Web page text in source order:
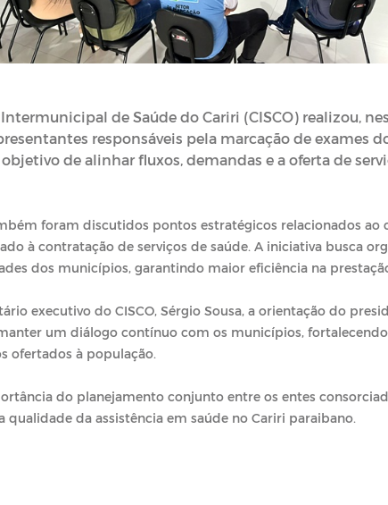
de Saúde do Cariri (CISCO) realizou,
responsáveis pela marcação de exames
de alinhar fluxos, demandas e a oferta de
foram discutidos pontos estratégicos relacionados
à contratação de serviços de saúde. A iniciativa busca
dos municípios, garantindo maior eficiência na
executivo do CISCO, Sérgio Sousa, a orientação do
um diálogo contínuo com os municípios,
ofertados à população.
do planejamento conjunto entre os entes
qualidade da assistência em saúde no Cariri paraibano.